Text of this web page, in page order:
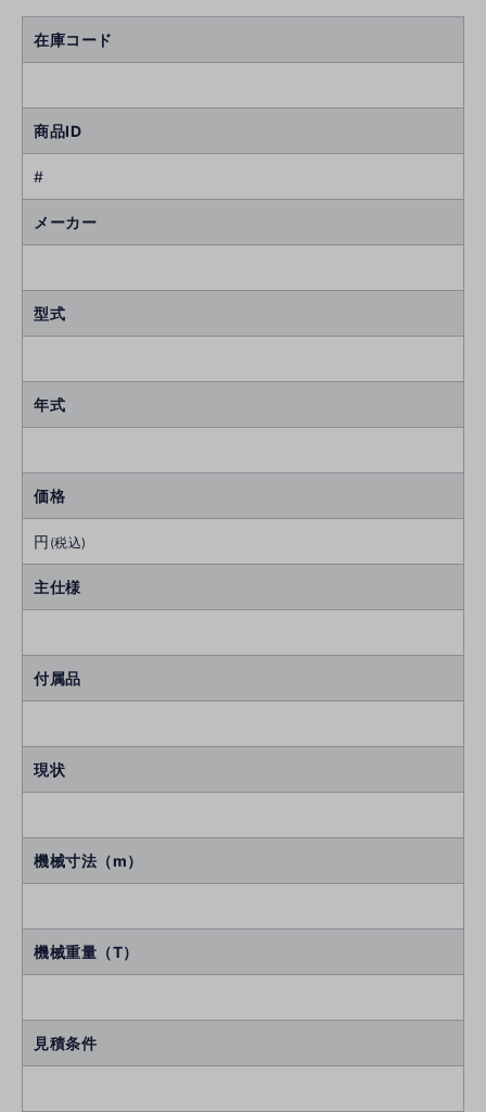
k
在庫コード
商品ID
#
メーカー
型式
年式
価格
円 (税込)
主仕様
付属品
現状
機械寸法（m）
機械重量（T）
見積条件